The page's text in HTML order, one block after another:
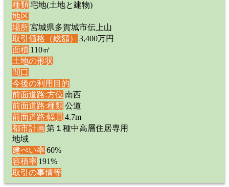
種類 宅地(土地と建物)
地区
場所宮城県多賀城市伝上山
取引価格（総額）
3,400万円
面積 110㎡
土地の形状
間口
今後の利用目的
前面道路:方位 南西
前面道路:種類 公道
前面道路:幅員 4.7m
都市計画 第１種中高層住居専用
地域
建ぺい率60%
容積率 191%
取引の事情等